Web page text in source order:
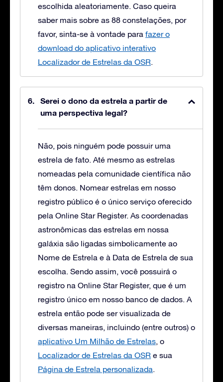
escolhida aleatoriamente. Caso queira
saber mais sobre as 88 constelações, por
favor, sinta-se à vontade para fazer o
download do aplicativo interativo
Localizador de Estrelas da OSR.
Serei o dono da estrela a partir de
uma perspectiva legal?
Não, pois ninguém pode possuir uma
estrela de fato. Até mesmo as estrelas
nomeadas pela comunidade científica não
têm donos. Nomear estrelas em nosso
registro público é o único serviço oferecido
pela Online Star Register. As coordenadas
astronômicas das estrelas em nossa
galáxia são ligadas simbolicamente ao
Nome de Estrela e à Data de Estrela de sua
escolha. Sendo assim, você possuirá o
registro na Online Star Register, que é um
registro único em nosso banco de dados. A
estrela então pode ser visualizada de
diversas maneiras, incluindo (entre outros) o
aplicativo Um Milhão de Estrelas, o
Localizador de Estrelas da OSR e sua
Página de Estrela personalizada.